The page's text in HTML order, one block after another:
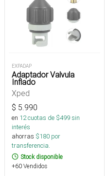
EXPADAP
Adaptador Valvula
Inflado
Xped
$ 5.990
en 12cuotas de $499sin
interés
ahorras $180 por
transferencia.
Stock disponible
+60 Vendidos